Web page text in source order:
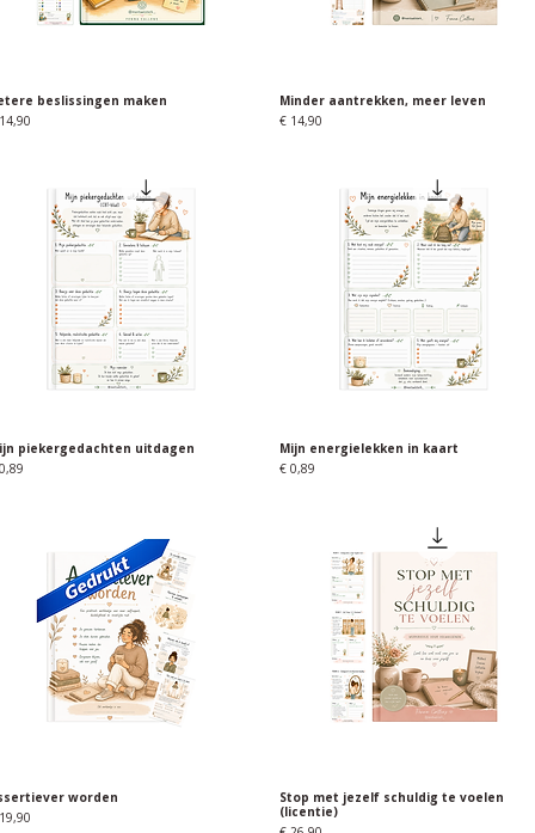
Snel overzicht
beslissingen maken
Snel overzicht
Minder aantrekken, meer leven
Prijs
€ 14,90
Snel overzicht
piekergedachten uitdagen
Snel overzicht
Mijn energielekken in kaart
Prijs
€ 0,89
Snel overzicht
worden
Snel overzicht
Stop met jezelf schuldig te voelen
(licentie)